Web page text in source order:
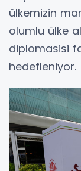
ülkemizin
olumlu ülke
diplomasisi
hedefleniyor.